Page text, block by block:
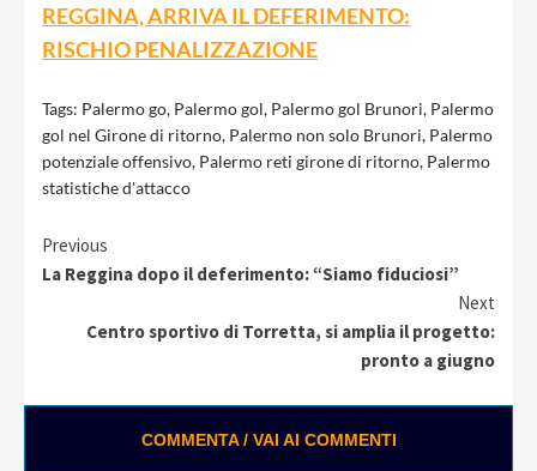
REGGINA, ARRIVA IL DEFERIMENTO:
RISCHIO PENALIZZAZIONE
Tags: Palermo go, Palermo gol, Palermo gol Brunori, Palermo
gol nel Girone di ritorno, Palermo non solo Brunori, Palermo
potenziale offensivo, Palermo reti girone di ritorno, Palermo
statistiche d'attacco
Continue
Reading
Previous
La Reggina dopo il deferimento: “Siamo fiduciosi”
Next
Centro sportivo di Torretta, si amplia il progetto:
pronto a giugno
COMMENTA / VAI AI COMMENTI